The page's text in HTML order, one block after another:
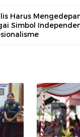
Harus
Simbol